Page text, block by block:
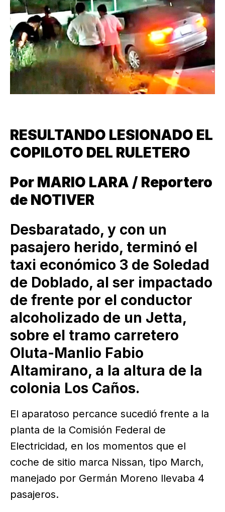
RESULTANDO LESIONADO EL
COPILOTO DEL RULETERO
Por MARIO LARA / Reportero
de NOTIVER
Desbaratado, y con un
pasajero herido, terminó el
taxi económico 3 de Soledad
de Doblado, al ser impactado
de frente por el conductor
alcoholizado de un Jetta,
sobre el tramo carretero
Oluta-Manlio Fabio
Altamirano, a la altura de la
colonia Los Caños.
El aparatoso percance sucedió frente a la
planta de la Comisión Federal de
Electricidad, en los momentos que el
coche de sitio marca Nissan, tipo March,
manejado por Germán Moreno llevaba 4
pasajeros.